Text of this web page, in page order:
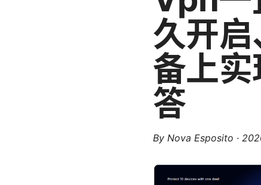
久开
备上
答
By Nova Esposito ·